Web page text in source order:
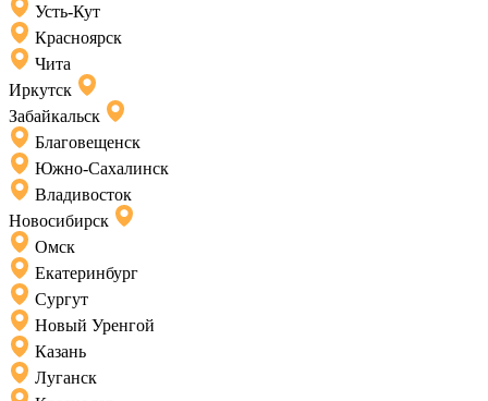
Усть-Кут
Красноярск
Чита
Иркутск
Забайкальск
Благовещенск
Южно-Сахалинск
Владивосток
Новосибирск
Омск
Екатеринбург
Сургут
Новый Уренгой
Казань
Луганск